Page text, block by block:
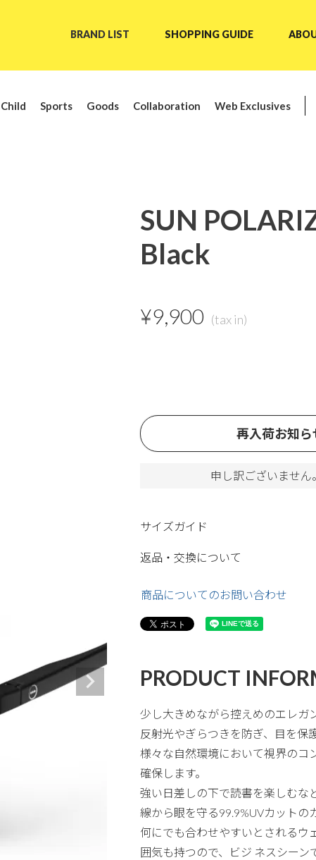
BRAND LIST SHOPPING GUIDE
Child Sports Goods Collaboration Web Exclusives
SUN
Black
¥9,900
再入荷お知ら
申し訳ございません
サイズガイド
返品・交換について
商品についてのお問い合わせ
PRODUCT
少し大きめながら控えめのエレガ
反射光やぎらつきを防ぎ、目を保
様々な自然環境において視界のコ
確保します。
強い日差しの下で読書を楽しむな
線から眼を守る99.9%UVカットの
何にでも合わせやすいとされるウ
囲気も持つので、ビジ ネスシーン